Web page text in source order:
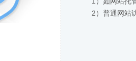
2）普通网站